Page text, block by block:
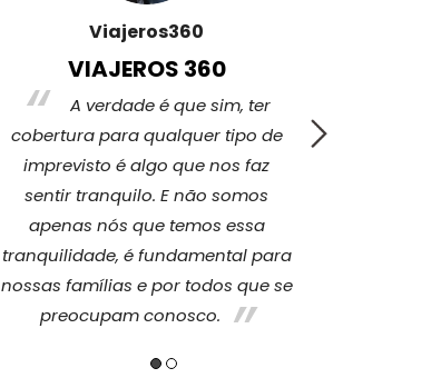
Viajeros360
VIAJEROS 360
A verdade é que sim, ter
cobertura para qualquer tipo de
imprevisto é algo que nos faz
sentir tranquilo. E não somos
apenas nós que temos essa
tranquilidade, é fundamental para
nossas famílias e por todos que se
preocupam conosco.